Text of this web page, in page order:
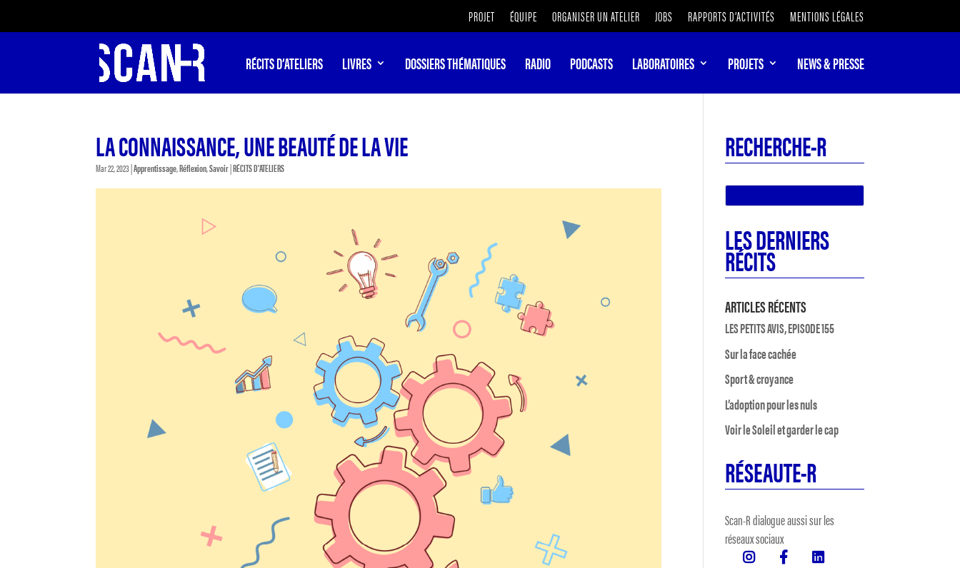
PROJET ÉQUIPE ORGANISER UN ATELIER JOBS RAPPORTS D’ACTIVITÉS MENTIONS LÉGALES
RÉCITS D’ATELIERS LIVRES DOSSIERS THÉMATIQUES RADIO PODCASTS LABORATOIRES PROJETS NEWS & PRESSE
LA CONNAISSANCE, UNE BEAUTÉ DE LA VIE
Mar 22, 2023|Apprentissage,Réflexion,Savoir|RÉCITS D'ATELIERS
RECHERCHE-R
LES DERNIERS
RÉCITS
ARTICLES RÉCENTS
LES PETITS AVIS, EPISODE 155
Sur la face cachée
Sport & croyance
L’adoption pour les nuls
Voir le Soleil et garder le cap
RÉSEAUTE-R
Scan-R dialogue aussi sur les
réseaux sociaux